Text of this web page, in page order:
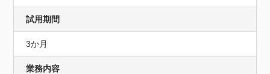
試用期間
3か月
業務内容